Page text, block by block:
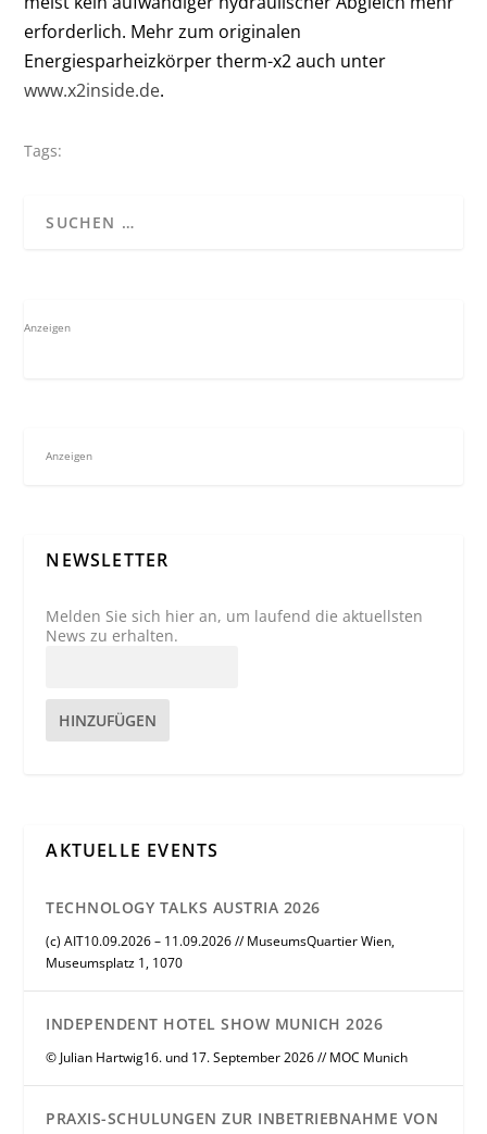
erforderlich. Mehr zum originalen
Energiesparheizkörper therm-x2 auch unter
www.x2inside.de.
Tags:
Anzeigen
Anzeigen
NEWSLETTER
Melden Sie sich hier an, um laufend die aktuellsten
News zu erhalten.
HINZUFÜGEN
AKTUELLE EVENTS
TECHNOLOGY TALKS AUSTRIA 2026
(c) AIT10.09.2026 – 11.09.2026 // MuseumsQuartier Wien,
Museumsplatz 1, 1070
INDEPENDENT HOTEL SHOW MUNICH 2026
© Julian Hartwig16. und 17. September 2026 // MOC Munich
PRAXIS-SCHULUNGEN ZUR INBETRIEBNAHME VON